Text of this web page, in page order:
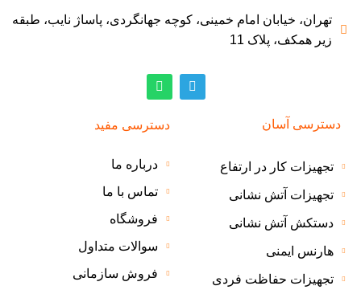
تهران، خیابان امام خمینی، کوچه جهانگردی، پاساژ نایب، طبقه
زیر همکف، پلاک 11
دسترسی آسان
تجهیزات کار در ارتفاع
تجهیزات آتش نشانی
دستکش آتش نشانی
هارنس ایمنی
تجهیزات حفاظت فردی
دسترسی مفید
درباره ما
تماس با ما
فروشگاه
سوالات متداول
فروش سازمانی